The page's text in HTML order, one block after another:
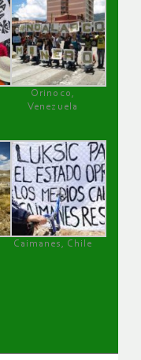
Orinoco,
Venezuela
Caimanes, Chile